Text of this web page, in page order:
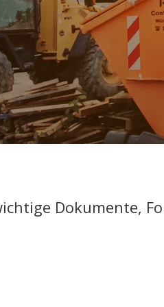
Dokumente,